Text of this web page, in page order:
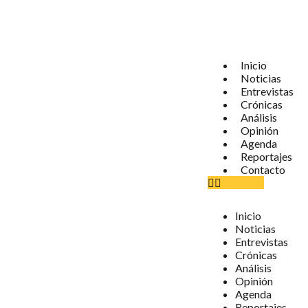
Inicio
Noticias
Entrevistas
Crónicas
Análisis
Opinión
Agenda
Reportajes
Contacto
Inicio
Noticias
Entrevistas
Crónicas
Análisis
Opinión
Agenda